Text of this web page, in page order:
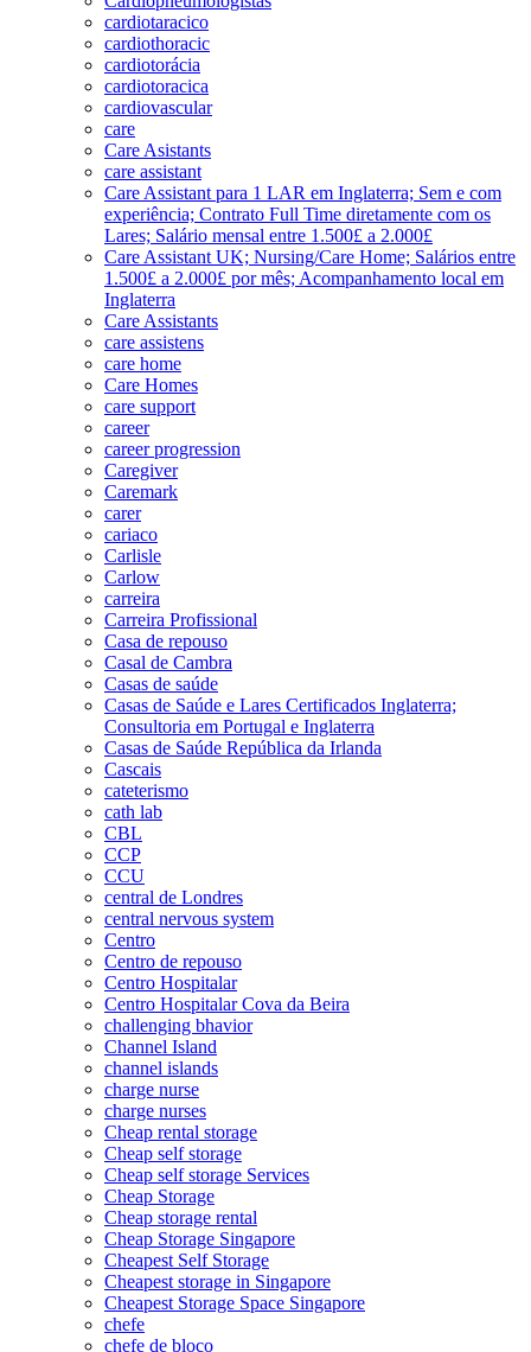
cardiotaracico
cardiothoracic
cardiotorácia
cardiotoracica
cardiovascular
care
Care Asistants
care assistant
Care Assistant para 1 LAR em Inglaterra; Sem e com
experiência; Contrato Full Time diretamente com os
Lares; Salário mensal entre 1.500£ a 2.000£
Care Assistant UK; Nursing/Care Home; Salários entre
1.500£ a 2.000£ por mês; Acompanhamento local em
Inglaterra
Care Assistants
care assistens
care home
Care Homes
care support
career
career progression
Caregiver
Caremark
carer
cariaco
Carlisle
Carlow
carreira
Carreira Profissional
Casa de repouso
Casal de Cambra
Casas de saúde
Casas de Saúde e Lares Certificados Inglaterra;
Consultoria em Portugal e Inglaterra
Casas de Saúde República da Irlanda
Cascais
cateterismo
cath lab
CBL
CCP
CCU
central de Londres
central nervous system
Centro
Centro de repouso
Centro Hospitalar
Centro Hospitalar Cova da Beira
challenging bhavior
Channel Island
channel islands
charge nurse
charge nurses
Cheap rental storage
Cheap self storage
Cheap self storage Services
Cheap Storage
Cheap storage rental
Cheap Storage Singapore
Cheapest Self Storage
Cheapest storage in Singapore
Cheapest Storage Space Singapore
chefe
chefe de bloco